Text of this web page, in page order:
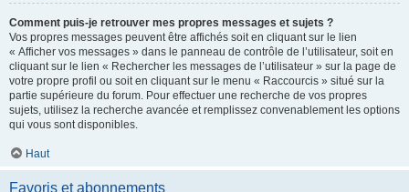
Comment puis-je retrouver mes propres messages et sujets ?
Vos propres messages peuvent être affichés soit en cliquant sur le lien
« Afficher vos messages » dans le panneau de contrôle de l’utilisateur, soit en
cliquant sur le lien « Rechercher les messages de l’utilisateur » sur la page de
votre propre profil ou soit en cliquant sur le menu « Raccourcis » situé sur la
partie supérieure du forum. Pour effectuer une recherche de vos propres
sujets, utilisez la recherche avancée et remplissez convenablement les options
qui vous sont disponibles.
Haut
Favoris et abonnements